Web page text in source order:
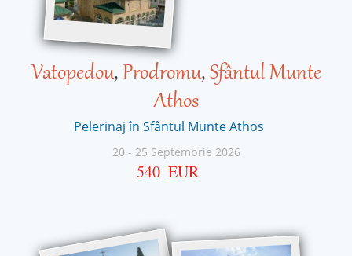
Vatopedou,Prodromu,Sfântul Munte
Athos
Pelerinaj în Sfântul Munte Athos
20 - 25 Septembrie 2026
540 EUR